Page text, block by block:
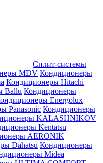
Сплит-системы
MDV Кондиционеры
Кондиционеры Hitachi
Ballu Кондиционеры
Energolux
Panasonic Кондиционеры
KALASHNIKOV
Kentatsu
AERONIK
Dahatsu Кондиционеры
Midea